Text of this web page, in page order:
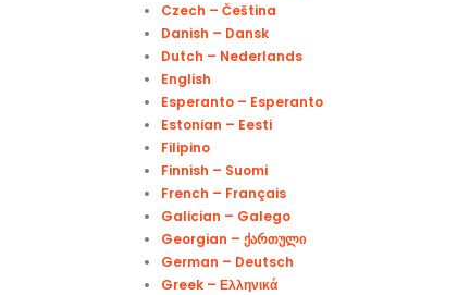
Czech – Čeština
Danish – Dansk
Dutch – Nederlands
English
Esperanto – Esperanto
Estonian – Eesti
Filipino
Finnish – Suomi
French – Français
Galician – Galego
Georgian – Ქართული
German – Deutsch
Greek – Ελληνικά